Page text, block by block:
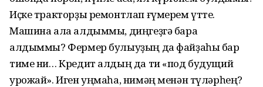
Иҫке тракторҙы ремонтлап ғүмерем үтте.
Машина ала алдыммы, диңгеҙгә бара
алдыммы? Фермер булыуҙың да файҙаһы бар
тиме ни… Кредит алдың да ти «под будущий
урожай». Иген уңмаһа, нимәң менән түләрһең?